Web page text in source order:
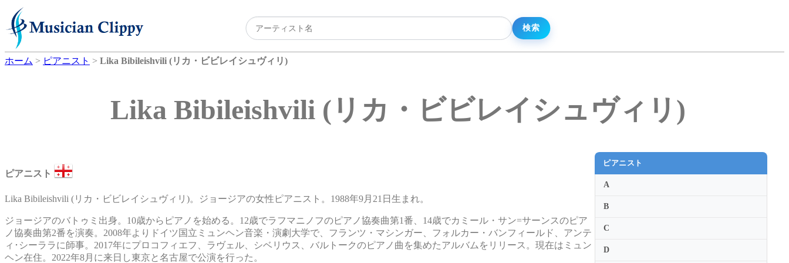
ホーム > ピアニスト > Lika Bibileishvili (リカ・ビビレイシュヴィリ)
Lika Bibileishvili (リカ・ビビレイシュヴィリ)
ピアニスト
Lika Bibileishvili (リカ・ビビレイシュヴィリ)。ジョージアの女性ピアニスト。1988年9月21日生まれ。
ジョージアのバトゥミ出身。10歳からピアノを始める。12歳でラフマニノフのピアノ協奏曲第1番、14歳でカミール・サン=サーンスのピア
ノ協奏曲第2番を演奏。2008年よりドイツ国立ミュンヘン音楽・演劇大学で、フランツ・マシンガー、フォルカー・バンフィールド、アンテ
ィ･シーララに師事。2017年にプロコフィエフ、ラヴェル、シベリウス、バルトークのピアノ曲を集めたアルバムをリリース。現在はミュン
ヘン在住。2022年8月に来日し東京と名古屋で公演を行った。
ピアニスト
A
B
C
D